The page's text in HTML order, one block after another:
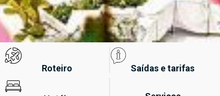
Roteiro Saídas e tarifas